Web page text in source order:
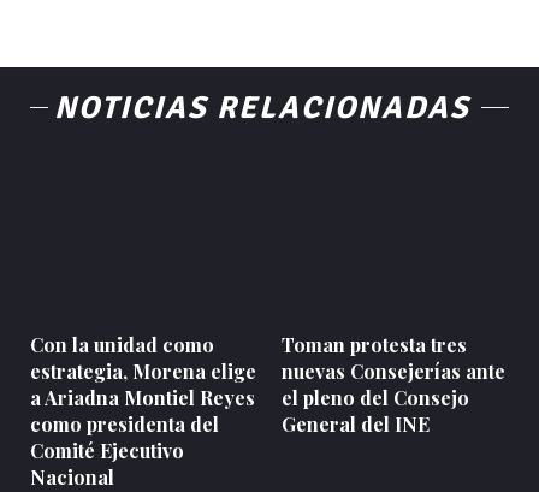
NOTICIAS RELACIONADAS
Con la unidad como
estrategia, Morena elige
a Ariadna Montiel Reyes
como presidenta del
Comité Ejecutivo
Nacional
Toman protesta tres
nuevas Consejerías ante
el pleno del Consejo
General del INE